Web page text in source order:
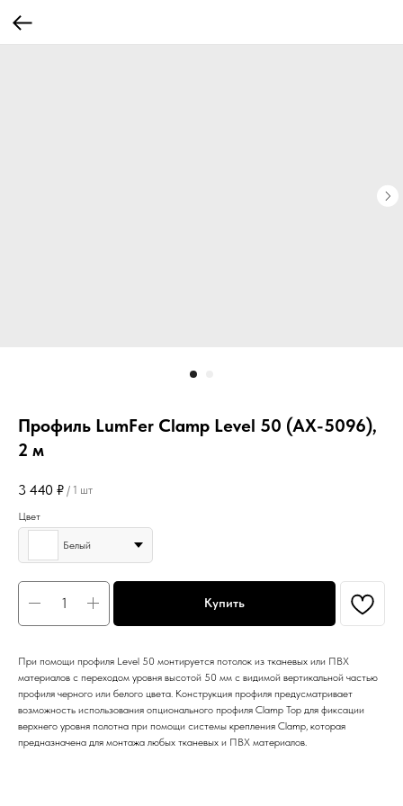
Профиль LumFer Clamp Level 50 (АХ-5096),
2 м
3 440 ₽ / 1 шт
Цвет
Белый
Купить
При помощи профиля Level 50 монтируется потолок из тканевых или ПВХ
материалов с переходом уровня высотой 50 мм с видимой вертикальной частью
профиля черного или белого цвета. Конструкция профиля предусматривает
возможность использования опционального профиля Clamp Top для фиксации
верхнего уровня полотна при помощи системы крепления Clamp, которая
предназначена для монтажа любых тканевых и ПВХ материалов.